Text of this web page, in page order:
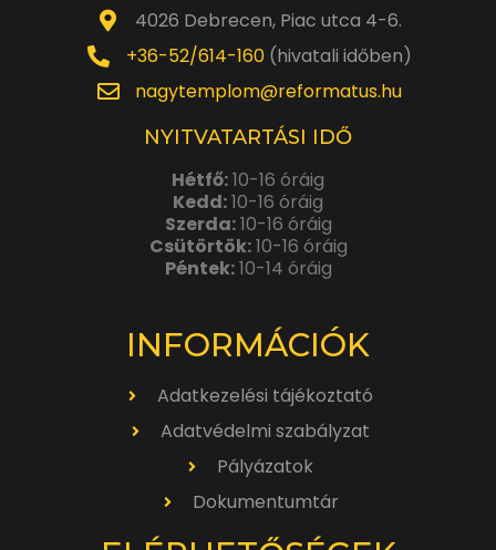
4026 Debrecen, Piac utca 4-6.
+36-52/614-160(hivatali időben)
nagytemplom@reformatus.hu
NYITVATARTÁSI IDŐ
Hétfő:10-16 óráig
Kedd:10-16 óráig
Szerda:10-16 óráig
Csütörtök:10-16 óráig
Péntek:10-14 óráig
INFORMÁCIÓK
Adatkezelési tájékoztató
Adatvédelmi szabályzat
Pályázatok
Dokumentumtár